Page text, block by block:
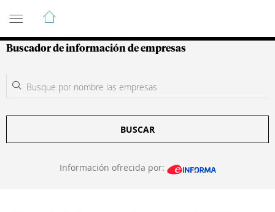
Guía de Empresas Colombianas
Buscador de información de empresas
BUSCAR
Información ofrecida por: